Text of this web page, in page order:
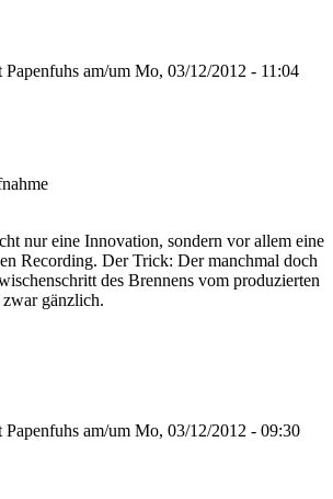
Papenfuhs am/um Mo, 03/12/2012 - 11:04
nur eine Innovation, sondern vor allem eine
Recording. Der Trick: Der manchmal doch
des Brennens vom produzierten
gänzlich.
Papenfuhs am/um Mo, 03/12/2012 - 09:30